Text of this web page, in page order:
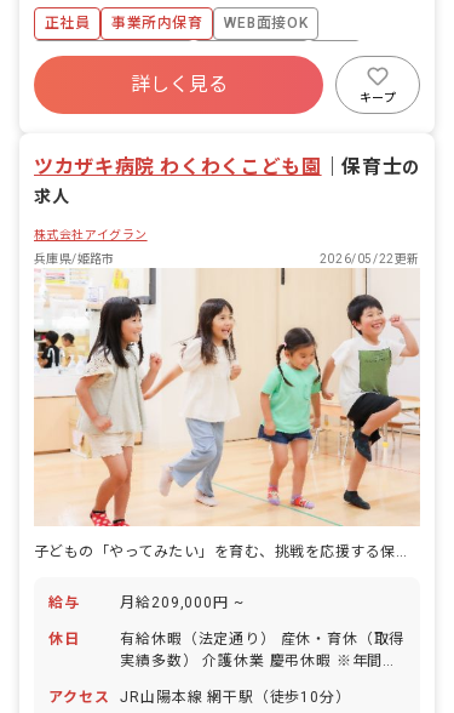
食事・睡眠・排泄・清潔・衣類の着脱等
・集団生活を通じた社会性の装着 ・行事
の計画・実行、お知らせの作成
正社員 事業所内保育
WEB面接OK
ボーナス・賞与あり
社会保険完備
福利厚生充実
退職金制度
昇給昇進あり
詳しく見る
キープ
ツカザキ病院 わくわくこども園 ｜保育士の
求人
株式会社アイグラン
兵庫県/姫路市
2026/05/22更新
給与 月給209,000円 ~
休日
有給休暇（法定通り） 産休・育休（取得
実績多数） 介護休業 慶弔休暇 ※年間休
日を付与）
アクセス JR山陽本線 網干駅（徒歩10分）